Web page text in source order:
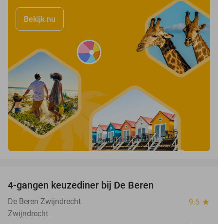
Bekijk nu
4-gangen keuzediner bij De Beren
De Beren Zwijndrecht 9.5 star
Zwijndrecht